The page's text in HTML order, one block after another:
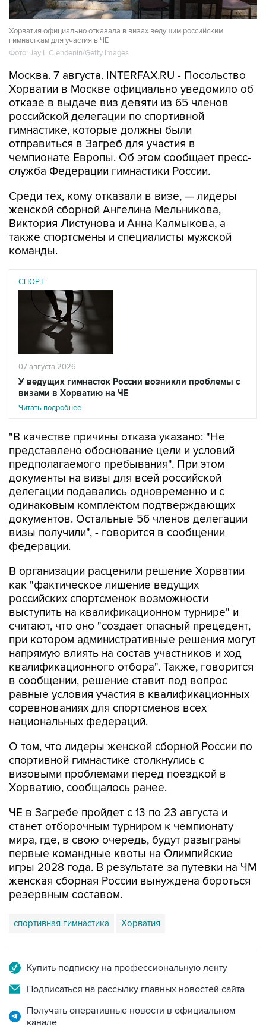
Хорватия официально отказала в визах ведущим российским
гимнасткам для участия в ЧЕ
Фото: Jay L Clendenin/Getty Images
Москва. 7 августа. INTERFAX.RU - Посольство
Хорватии в Москве официально уведомило об
отказе в выдаче виз девяти из 65 членов
российской делегации по спортивной
гимнастике, которые должны были
отправиться в Загреб для участия в
чемпионате Европы. Об этом сообщает пресс-
служба Федерации гимнастики России.
Среди тех, кому отказали в визе, — лидеры
женской сборной Ангелина Мельникова,
Виктория Листунова и Анна Калмыкова, а
также спортсмены и специалисты мужской
команды.
СПОРТ
07 августа 2026
У ведущих гимнасток России возникли проблемы с
визами в Хорватию на ЧЕ
Читать подробнее
"В качестве причины отказа указано: "Не
представлено обоснование цели и условий
предполагаемого пребывания". При этом
документы на визы для всей российской
делегации подавались одновременно и с
одинаковым комплектом подтверждающих
документов. Остальные 56 членов делегации
визы получили", - говорится в сообщении
федерации.
В организации расценили решение Хорватии
как "фактическое лишение ведущих
российских спортсменок возможности
выступить на квалификационном турнире" и
считают, что оно "создает опасный прецедент,
при котором административные решения могут
напрямую влиять на состав участников и ход
квалификационного отбора". Также, говорится
в сообщении, решение ставит под вопрос
равные условия участия в квалификационных
соревнованиях для спортсменов всех
национальных федераций.
О том, что лидеры женской сборной России по
спортивной гимнастике столкнулись с
визовыми проблемами перед поездкой в
Хорватию, сообщалось ранее.
ЧЕ в Загребе пройдет с 13 по 23 августа и
станет отборочным турниром к чемпионату
мира, где, в свою очередь, будут разыграны
первые командные квоты на Олимпийские
игры 2028 года. В результате за путевки на ЧМ
женская сборная России вынуждена бороться
резервным составом.
спортивная гимнастика Хорватия
Купить подписку на профессиональную ленту
Подписаться на рассылку главных новостей сайта
Получать оперативные новости в официальном
канале